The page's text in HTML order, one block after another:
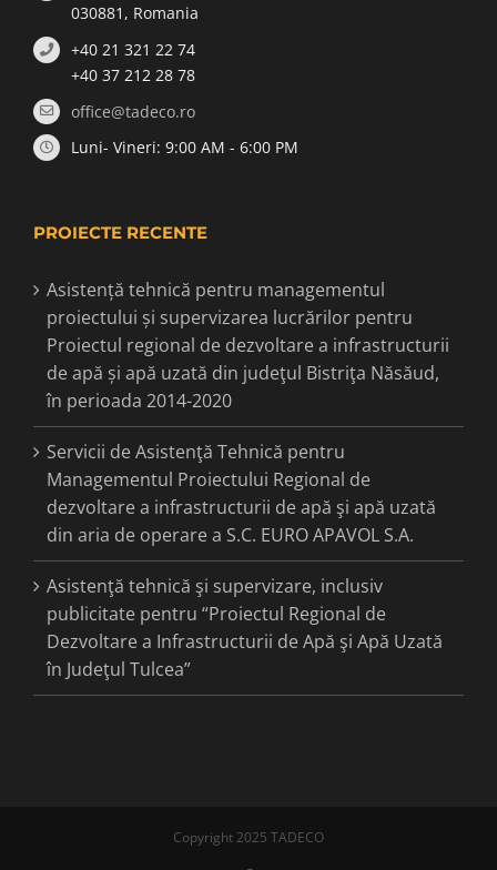
030881, Romania
+40 21 321 22 74
+40 37 212 28 78
office@tadeco.ro
Luni- Vineri: 9:00 AM - 6:00 PM
PROIECTE RECENTE
Asistență tehnică pentru managementul
proiectului și supervizarea lucrărilor pentru
Proiectul regional de dezvoltare a infrastructurii
de apă și apă uzată din judeţul Bistriţa Năsăud,
în perioada 2014-2020
Servicii de Asistenţă Tehnică pentru
Managementul Proiectului Regional de
dezvoltare a infrastructurii de apă şi apă uzată
din aria de operare a S.C. EURO APAVOL S.A.
Asistenţă tehnică şi supervizare, inclusiv
publicitate pentru “Proiectul Regional de
Dezvoltare a Infrastructurii de Apă şi Apă Uzată
în Judeţul Tulcea”
Copyright 2025 TADECO